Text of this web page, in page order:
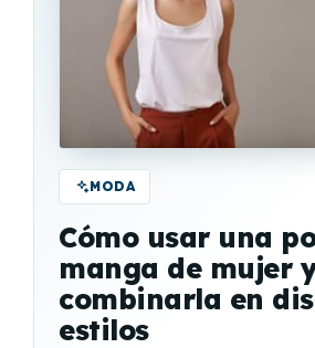
MODA
Cómo usar una
manga de mujer
combinarla en
estilos